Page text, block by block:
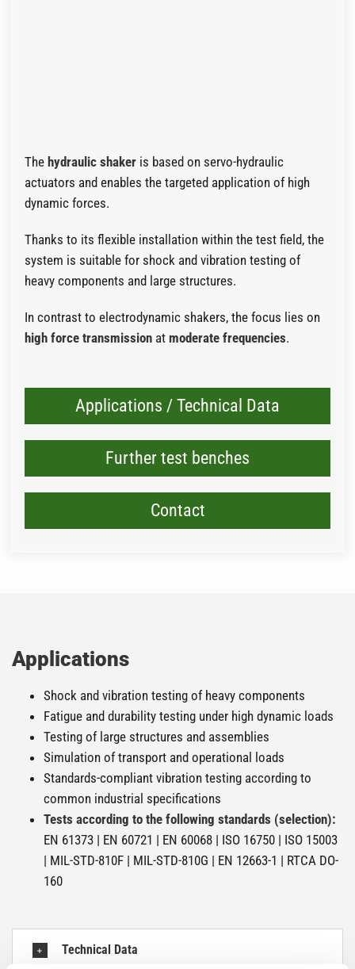
The hydraulic shakeris based on servo-hydraulic
actuators and enables the targeted application of high
dynamic forces.
Thanks to its flexible installation within the test field, the
system is suitable for shock and vibration testing of
heavy components and large structures.
In contrast to electrodynamic shakers, the focus lies on
high force transmissionat moderate frequencies.
Applications / Technical Data
Further test benches
Contact
Applications
Shock and vibration testing of heavy components
Fatigue and durability testing under high dynamic loads
Testing of large structures and assemblies
Simulation of transport and operational loads
Standards-compliant vibration testing according to
common industrial specifications
Tests according to the following standards (selection):
EN 61373 | EN 60721 | EN 60068 | ISO 16750 | ISO 15003
| MIL-STD-810F | MIL-STD-810G | EN 12663-1 | RTCA DO-
160
Technical Data